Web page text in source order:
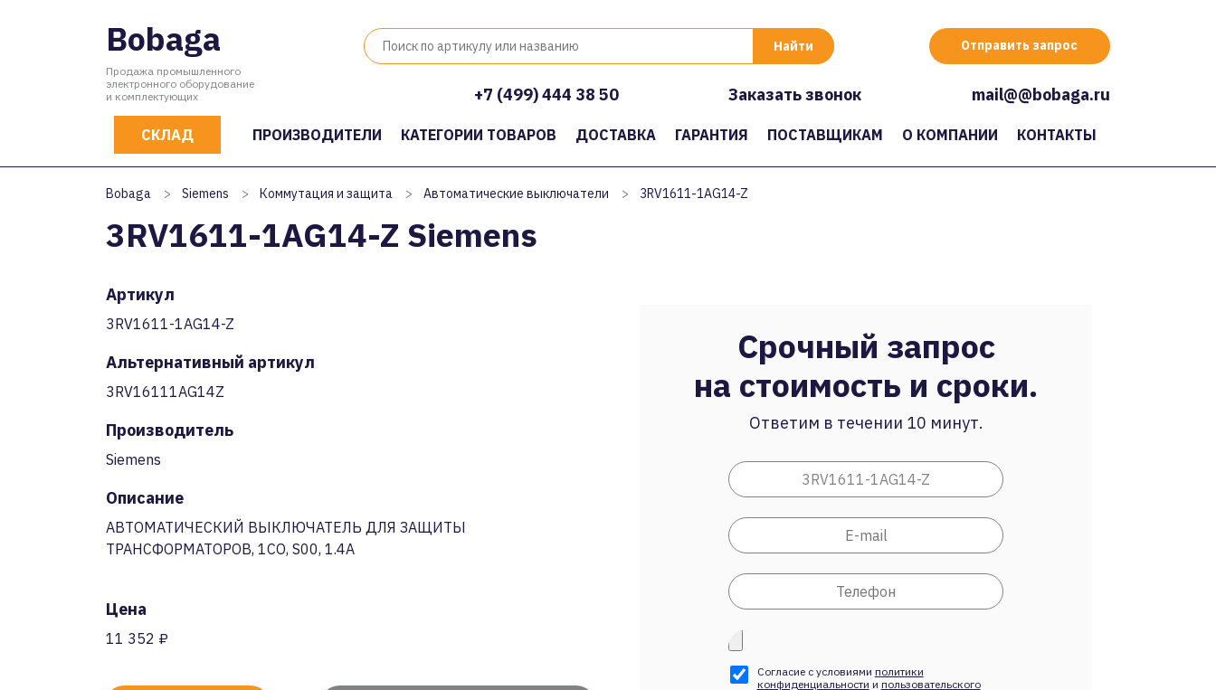
Bobaga
Продажа промышленного
электронного оборудование
и комплектующих
Отправить запрос
+7 (499) 444 38 50 Заказать звонок mail@@bobaga.ru
СКЛАД ПРОИЗВОДИТЕЛИ КАТЕГОРИИ ТОВАРОВ ДОСТАВКА ГАРАНТИЯ ПОСТАВЩИКАМ О КОМПАНИИ КОНТАКТЫ
Bobaga > Siemens > Коммутация и защита > Автоматические выключатели > 3RV1611-1AG14-Z
3RV1611-1AG14-Z Siemens
Артикул
3RV1611-1AG14-Z
Альтернативный артикул
3RV16111AG14Z
Производитель
Siemens
Описание
АВТОМАТИЧЕСКИЙ ВЫКЛЮЧАТЕЛЬ ДЛЯ ЗАЩИТЫ
ТРАНСФОРМАТОРОВ, 1CO, S00, 1.4A
Цена
11 352 ₽
Срочный запрос
на стоимость и сроки.
Ответим в течении 10 минут.
Согласие с условиями политики
конфиденциальности и пользовательского